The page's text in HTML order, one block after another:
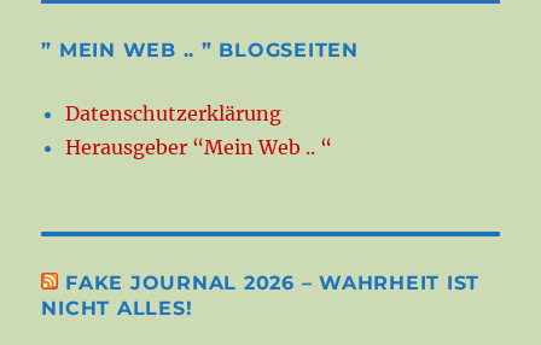
” MEIN WEB .. ” BLOGSEITEN
Datenschutzerklärung
Herausgeber “Mein Web .. “
FAKE JOURNAL 2026 – WAHRHEIT IST
NICHT ALLES!